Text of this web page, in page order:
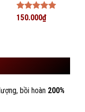
Được xếp
150.000₫
bồi hoàn 200%